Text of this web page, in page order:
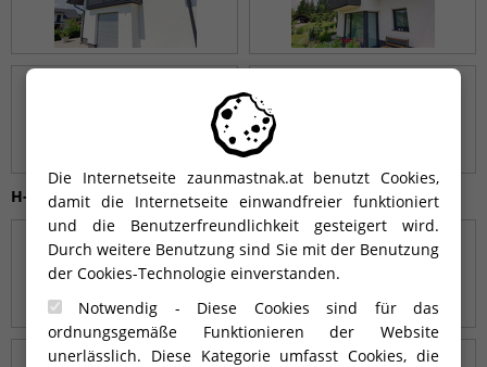
Die Internetseite zaunmastnak.at benutzt Cookies,
damit die Internetseite einwandfreier funktioniert
und die Benutzerfreundlichkeit gesteigert wird.
Durch weitere Benutzung sind Sie mit der Benutzung
der Cookies-Technologie einverstanden.
Notwendig - Diese Cookies sind für das
ordnungsgemäße Funktionieren der Website
unerlässlich. Diese Kategorie umfasst Cookies, die
H-line ALU-CV-15-3